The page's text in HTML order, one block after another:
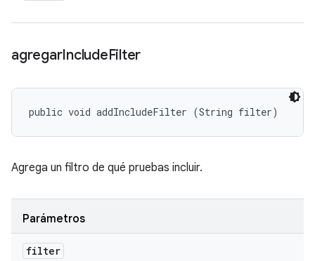
agregarIncludeFilter
public void addIncludeFilter (String filter)
Agrega un filtro de qué pruebas incluir.
Parámetros
filter